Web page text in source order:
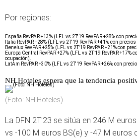
Por regiones:
España RevPAR +13% (LFL vs 2T'19 RevPAR +28% con
Italia RevPAR +28% (LFL vs 2T'19 RevPAR +41% con
Benelux RevPAR +25% (LFL vs 2T'19 RevPAR +21% con
Europa Central RevPAR +27% (LFL vs 2T'19 RevPAR +17%
ocupación).
LatAm RevPAR +30% (LFL vs 2T'19 RevPAR +26% con
NH Hoteles espera que la tendencia
(Foto: NH Hoteles)
La DFN 2T'23 se sitúa en 246 M
vs -100 M euros BS(e) y -47 M euros